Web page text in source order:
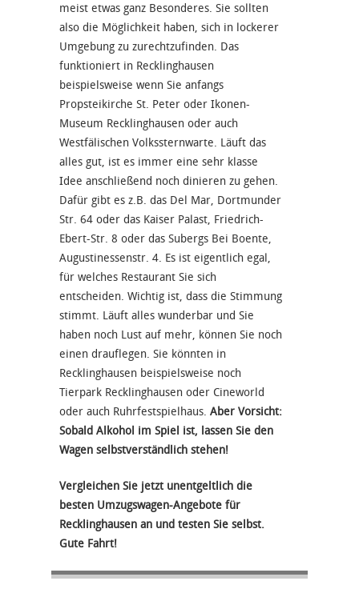
meist etwas ganz Besonderes. Sie sollten
also die Möglichkeit haben, sich in lockerer
Umgebung zu zurechtzufinden. Das
funktioniert in Recklinghausen
beispielsweise wenn Sie anfangs
Propsteikirche St. Peter oder Ikonen-
Museum Recklinghausen oder auch
Westfälischen Volkssternwarte. Läuft das
alles gut, ist es immer eine sehr klasse
Idee anschließend noch dinieren zu gehen.
Dafür gibt es z.B. das Del Mar, Dortmunder
Str. 64 oder das Kaiser Palast, Friedrich-
Ebert-Str. 8 oder das Subergs Bei Boente,
Augustinessenstr. 4. Es ist eigentlich egal,
für welches Restaurant Sie sich
entscheiden. Wichtig ist, dass die Stimmung
stimmt. Läuft alles wunderbar und Sie
haben noch Lust auf mehr, können Sie noch
einen drauflegen. Sie könnten in
Recklinghausen beispielsweise noch
Tierpark Recklinghausen oder Cineworld
oder auch Ruhrfestspielhaus. Aber Vorsicht:
Sobald Alkohol im Spiel ist, lassen Sie den
Wagen selbstverständlich stehen!
Vergleichen Sie jetzt unentgeltlich die
besten Umzugswagen-Angebote für
Recklinghausen an und testen Sie selbst.
Gute Fahrt!